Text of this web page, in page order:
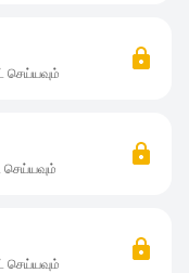
செய்யவும்
செய்யவும்